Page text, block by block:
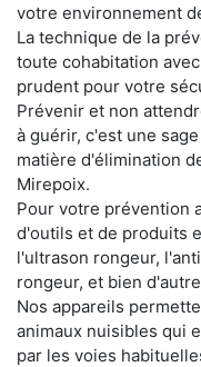
votre environnement
La technique de la
toute cohabitation
prudent pour votre
Prévenir et non
à guérir, c'est une
matière d'élimination
Mirepoix.
Pour votre prévention
d'outils et de produits
l'ultrason rongeur,
rongeur, et bien
Nos appareils
animaux nuisibles qui
par les voies